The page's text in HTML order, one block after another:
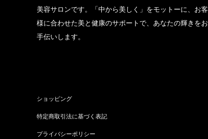
美容サロンです。「中から美しく」をモットーに、お客
様に合わせた美と健康のサポートで、あなたの輝きをお
手伝いします。
ショッピング
特定商取引法に基づく表記
プライバシーポリシー